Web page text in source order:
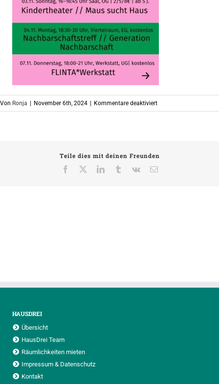
Von Ronja November 6th, 2024 Kommentare deaktiviertfür
Oktober
Teile dies mit deinen Freunden
Facebook
LinkedInTumblrVk
E-
HAUSDREI
Übersicht
HausDrei Team
Räumlichkeiten mieten
Impressum & Datenschutz
Kontakt